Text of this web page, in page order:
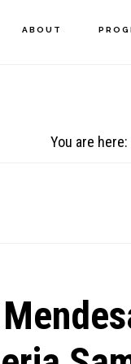
ABOUT
You are here: